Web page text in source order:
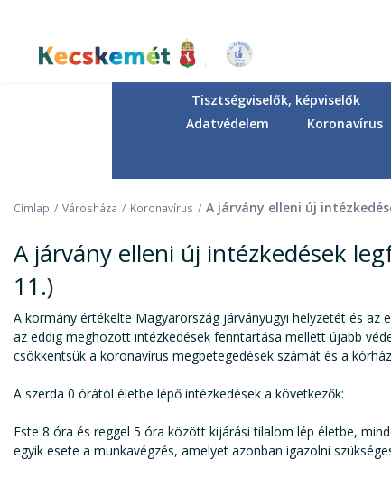
tartalomra
Kecskemét Város Honlapja
Tisztségviselők, képviselők
Adatvédelem
Koronavírus
Címlap Városháza Koronavírus A járvány elleni új
A járvány elleni új intézkedések
11.)
A kormány értékelte Magyarország járványügyi helyzetét és
az eddig meghozott intézkedések fenntartása mellett újabb
csökkentsük a koronavírus megbetegedések számát és a
A szerda 0 órától életbe lépő intézkedések a következők:
Este 8 óra és reggel 5 óra között kijárási tilalom lép életbe,
egyik esete a munkavégzés, amelyet azonban igazolni